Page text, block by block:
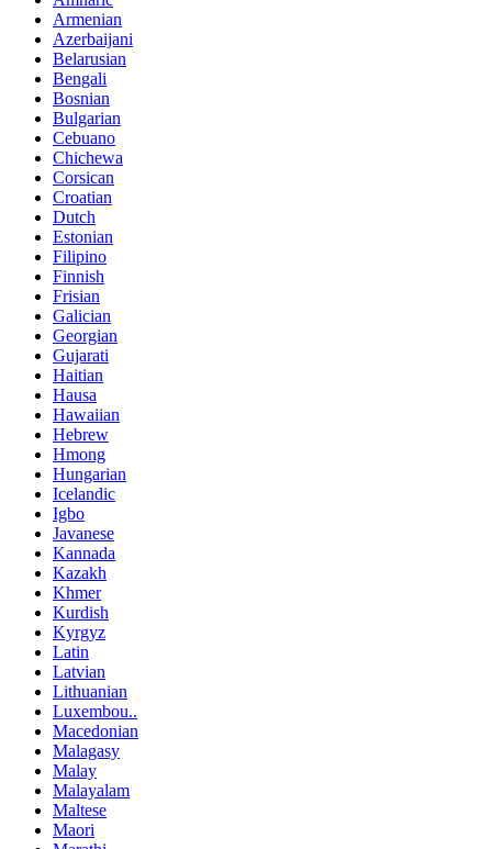
Armenian
Azerbaijani
Belarusian
Bengali
Bosnian
Bulgarian
Cebuano
Chichewa
Corsican
Croatian
Dutch
Estonian
Filipino
Finnish
Frisian
Galician
Georgian
Gujarati
Haitian
Hausa
Hawaiian
Hebrew
Hmong
Hungarian
Icelandic
Igbo
Javanese
Kannada
Kazakh
Khmer
Kurdish
Kyrgyz
Latin
Latvian
Lithuanian
Luxembou..
Macedonian
Malagasy
Malay
Malayalam
Maltese
Maori